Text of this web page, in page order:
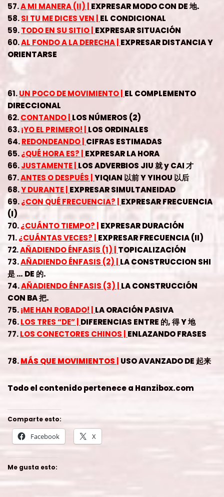
57.A MI MANERA (II) | EXPRESAR MODO CON DE 地.
58.SI TU ME DICES VEN | EL CONDICIONAL
59.TODO EN SU SITIO | EXPRESAR SITUACIÓN
60.AL FONDO A LA DERECHA | EXPRESAR DISTANCIA Y
ORIENTARSE
61.UN POCO DE MOVIMIENTO | EL COMPLEMENTO
DIRECCIONAL
62.CONTANDO | LOS NÚMEROS (2)
63.¡YO EL PRIMERO! | LOS ORDINALES
64.REDONDEANDO | CIFRAS ESTIMADAS
65.¿QUÉ HORA ES? | EXPRESAR LA HORA
66.JUSTAMENTE | LOS ADVERBIOS JIU 就 y CAI 才
67.ANTES O DESPUÉS |YIQIAN 以前 Y YIHOU 以后
68.Y DURANTE | EXPRESAR SIMULTANEIDAD
69.¿CON QUÉ FRECUENCIA? | EXPRESAR FRECUENCIA
(I)
70.¿CUÁNTO TIEMPO? | EXPRESAR DURACIÓN
71.¿CUÁNTAS VECES? | EXPRESAR FRECUENCIA (II)
72.AÑADIENDO ÉNFASIS (1) | TOPICALIZACIÓN
73.AÑADIENDO ÉNFASIS (2) | LA CONSTRUCCION SHI
是 … DE 的.
74.AÑADIENDO ÉNFASIS (3) | LA CONSTRUCCIÓN
CON BA 把.
75.¡ME HAN ROBADO! | LA ORACIÓN PASIVA
76.LOS TRES “DE” | DIFERENCIAS ENTRE 的, 得 Y 地
77.LOS CONECTORES CHINOS | ENLAZANDO FRASES
78.MÁS QUE MOVIMIENTOS | USO AVANZADO DE 起来
Todo el contenido pertenece a Hanzibox.com
Comparte esto:
Facebook X
Me gusta esto: